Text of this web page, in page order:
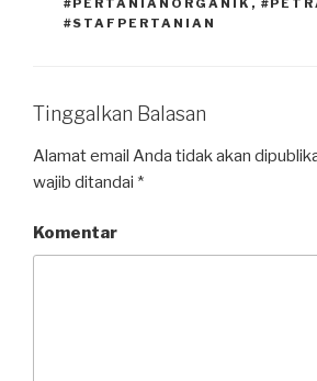
o
p
#PERTANIANORGANIK ,
#STAFPERTANIAN
Tinggalkan Balasan
Alamat email Anda tidak akan
wajib ditandai *
Komentar